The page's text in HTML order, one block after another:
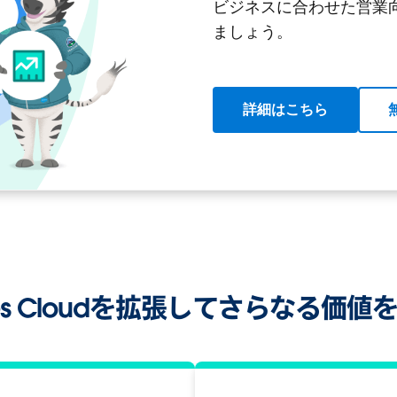
ビジネスに合わせた営
ましょう。
詳細はこちら
Cloudを拡張してさらなる価値